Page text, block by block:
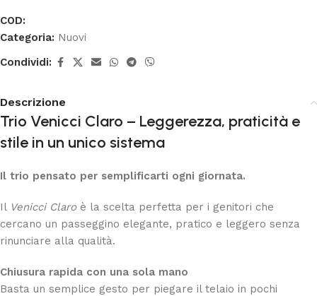
COD:
Categoria: Nuovi
Condividi:
Descrizione
Trio Venicci Claro – Leggerezza, praticità e
stile in un unico sistema
Il trio pensato per semplificarti ogni giornata.
Il Venicci Claroè la scelta perfetta per i genitori che
cercano un passeggino elegante, pratico e leggero senza
rinunciare alla qualità.
Chiusura rapida con una sola mano
Basta un semplice gesto per piegare il telaio in pochi